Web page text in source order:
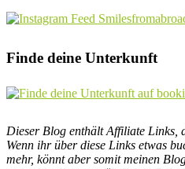
Finde deine Unterkunft
Dieser Blog enthält Affiliate Links,
Wenn ihr über diese Links etwas
mehr, könnt aber somit meinen